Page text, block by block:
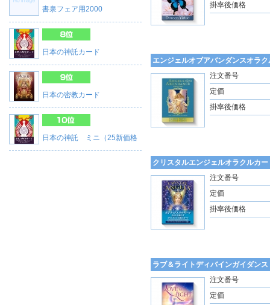
書泉フェア用2000
日本の神託カード
日本の密教カード
日本の神託 ミニ（25新価格
掛率後価格
エンジェルオブアバンダンスオラク
注文番号
定価
掛率後価格
クリスタルエンジェルオラクルカー
注文番号
定価
掛率後価格
ラブ＆ライトディバインガイダンス
注文番号
定価